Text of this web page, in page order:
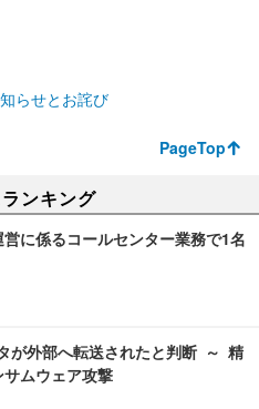
らせとお詫び
PageTop
ンキング
営に係るコールセンター業務で1名
が外部へ転送されたと判断 ～ 精
サムウェア攻撃